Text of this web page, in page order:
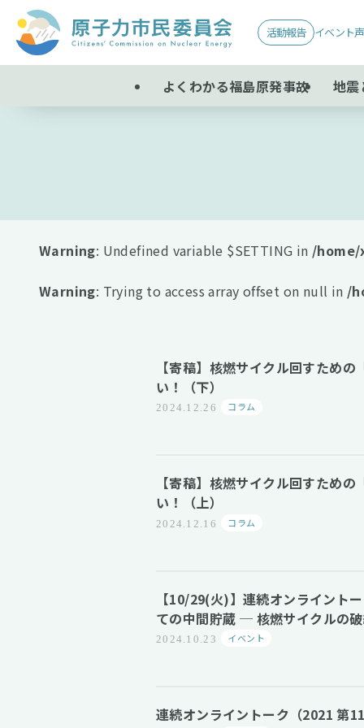
活動報告 イベント
よくわかる福島原発事故 地震
Warning: Undefined variable $SETTING in /
Warning: Trying to access array offset on null in /
【寄稿】核燃サイクル回すため
い！（下）
2024.12.26 コラム
【寄稿】核燃サイクル回すため
い！（上）
2024.12.16 コラム
【10/29(火)】連続オンライント
ての中間貯蔵 ─ 核燃サイクルの
2024.10.23 イベント
連続オンライントーク（2021 第